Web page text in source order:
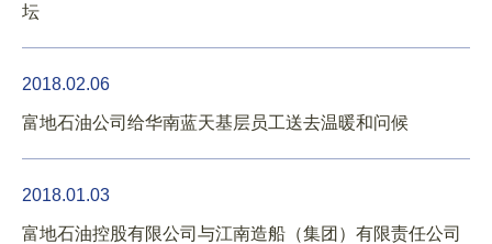
坛
2018.02.06
富地石油公司给华南蓝天基层员工送去温暖和问候
2018.01.03
富地石油控股有限公司与江南造船（集团）有限责任公司